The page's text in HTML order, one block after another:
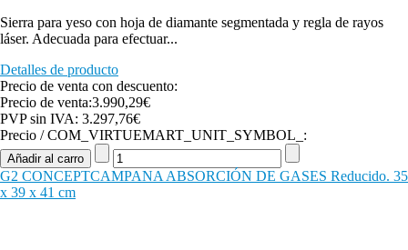
Sierra para yeso con hoja de diamante segmentada y regla de rayos
láser. Adecuada para efectuar...
Detalles de producto
Precio de venta con descuento:
Precio de venta:3.990,29€
PVP sin IVA: 3.297,76€
Precio / COM_VIRTUEMART_UNIT_SYMBOL_:
G2 CONCEPTCAMPANA ABSORCIÓN DE GASES Reducido. 35
x 39 x 41 cm